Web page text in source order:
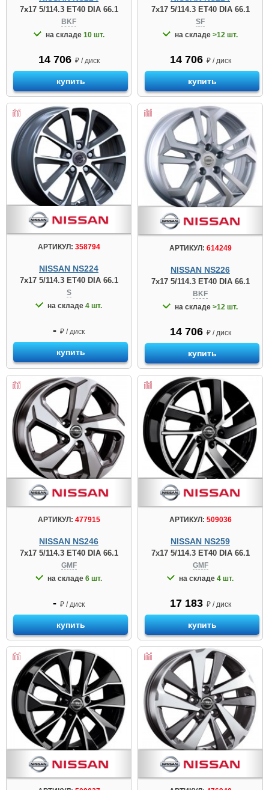
7x17 5/114.3 ET40 DIA 66.1
BKF
на складе 10 шт.
14 706 ₽ / диск
купить
7x17 5/114.3 ET40 DIA 66.1
SF
на складе >12 шт.
14 706 ₽ / диск
купить
АРТИКУЛ: 358794
NISSAN NS224
7x17 5/114.3 ET40 DIA 66.1
S
на складе 4 шт.
- ₽ / диск
купить
АРТИКУЛ: 614249
NISSAN NS226
7x17 5/114.3 ET40 DIA 66.1
BKF
на складе >12 шт.
14 706 ₽ / диск
купить
АРТИКУЛ: 477915
NISSAN NS246
7x17 5/114.3 ET40 DIA 66.1
GMF
на складе 6 шт.
- ₽ / диск
купить
АРТИКУЛ: 509036
NISSAN NS259
7x17 5/114.3 ET40 DIA 66.1
GMF
на складе 4 шт.
17 183 ₽ / диск
купить